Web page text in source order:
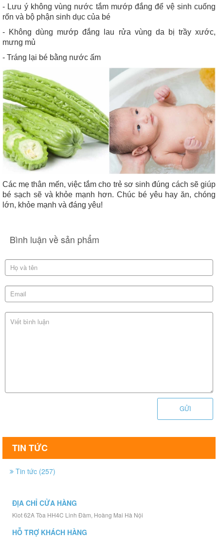
- Lưu ý không vùng nước tắm mướp đắng để vệ sinh cuống
rốn và bộ phận sinh dục của bé
- Không dùng mướp đắng lau rửa vùng da bị trầy xước,
mưng mủ
- Tráng lại bé bằng nước ấm
Các mẹ thân mến, việc tắm cho trẻ sơ sinh đúng cách sẽ giúp
bé sạch sẽ và khỏe mạnh hơn. Chúc bé yêu hay ăn, chóng
lớn, khỏe mạnh và đáng yêu!
Bình luận về sản phẩm
GỬI
TIN TỨC
Tin tức (257)
ĐỊA CHỈ CỬA HÀNG
Kiot 62A Tòa HH4C Linh Đàm, Hoàng Mai Hà Nội
HỖ TRỢ KHÁCH HÀNG